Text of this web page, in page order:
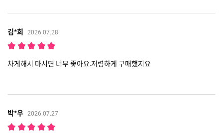
김*희 2026.07.28
차게해서 마시면 너무 좋아요.저렴하게 구매했지요
박*우 2026.07.27